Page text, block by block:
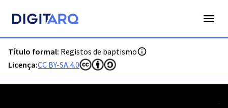
Título formal: Registos de baptismo
Licença:CC BY-SA 4.0